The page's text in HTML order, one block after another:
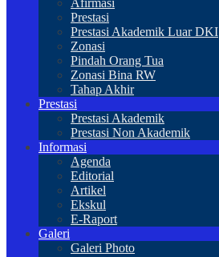
Afirmasi
Prestasi
Prestasi Akademik Luar DKI
Zonasi
Pindah Orang Tua
Zonasi Bina RW
Tahap Akhir
Prestasi
Prestasi Akademik
Prestasi Non Akademik
Informasi
Agenda
Editorial
Artikel
Ekskul
E-Raport
Galeri
Galeri Photo